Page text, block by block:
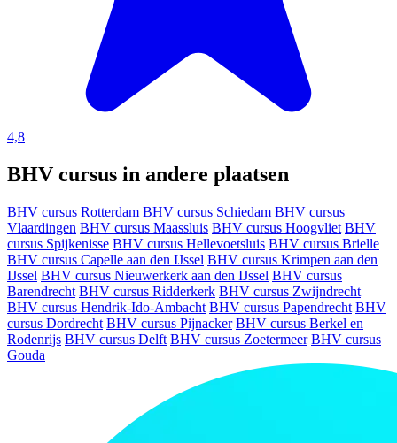
4,8
BHV cursus in andere plaatsen
BHV cursus Rotterdam BHV cursus Schiedam BHV cursus
Vlaardingen BHV cursus Maassluis BHV cursus Hoogvliet BHV
cursus Spijkenisse BHV cursus Hellevoetsluis BHV cursus Brielle
BHV cursus Capelle aan den IJssel BHV cursus Krimpen aan den
IJssel BHV cursus Nieuwerkerk aan den IJssel BHV cursus
Barendrecht BHV cursus Ridderkerk BHV cursus Zwijndrecht
BHV cursus Hendrik-Ido-Ambacht BHV cursus Papendrecht BHV
cursus Dordrecht BHV cursus Pijnacker BHV cursus Berkel en
Rodenrijs BHV cursus Delft BHV cursus Zoetermeer BHV cursus
Gouda